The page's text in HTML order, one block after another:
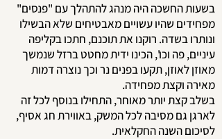
בשעות החשכה היה מנהג להתהלך עם "פנסים"
מפחידים שהיו עשויים מאבטיחים שלא הבשילו
ונותרו בשדה. רוקנו את תוכנם, חתכו בקליפה
עיניים, פה וכו', הכינו ידית מחטט ברזל שנמשך
מאוזן לאוזן, תקעו בפנים נר וכך נוצרה דמות
מאירה וקצת מפחידה.
בשלב קצת יותר מאוחר, התחילו בנוסף לכל זה
לארגן גם מסיבה לכל המשק, באווירת חג אסיף,
לסיכום השנה החקלאית.